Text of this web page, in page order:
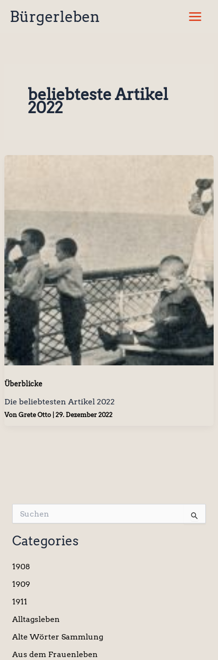
InhaltBürgerleben
beliebteste Artikel
2022
Überblicke
Die beliebtesten Artikel 2022
Von Grete Otto 29. Dezember 2022
u
c
h
n
a
h
Categories
1908
1909
1911
Alltagsleben
Alte Wörter Sammlung
Aus dem Frauenleben